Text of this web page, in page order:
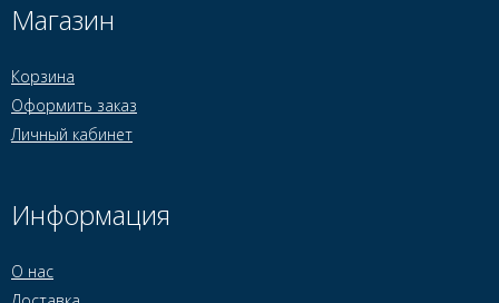
Магазин
Корзина
Оформить заказ
Личный кабинет
Информация
О нас